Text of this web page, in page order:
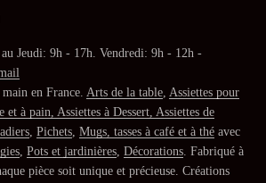
Jeudi: 9h - 17h. Vendredi: 9h - 12h -
en France. Arts de la table, Assiettes pour
et à pain, Assiettes à Dessert, Assiettes de
, Pichets, Mugs, tasses à café et à thé avec
, Pots et jardinières, Décorations. Fabriqué à
pièce soit unique et précieuse. Créations